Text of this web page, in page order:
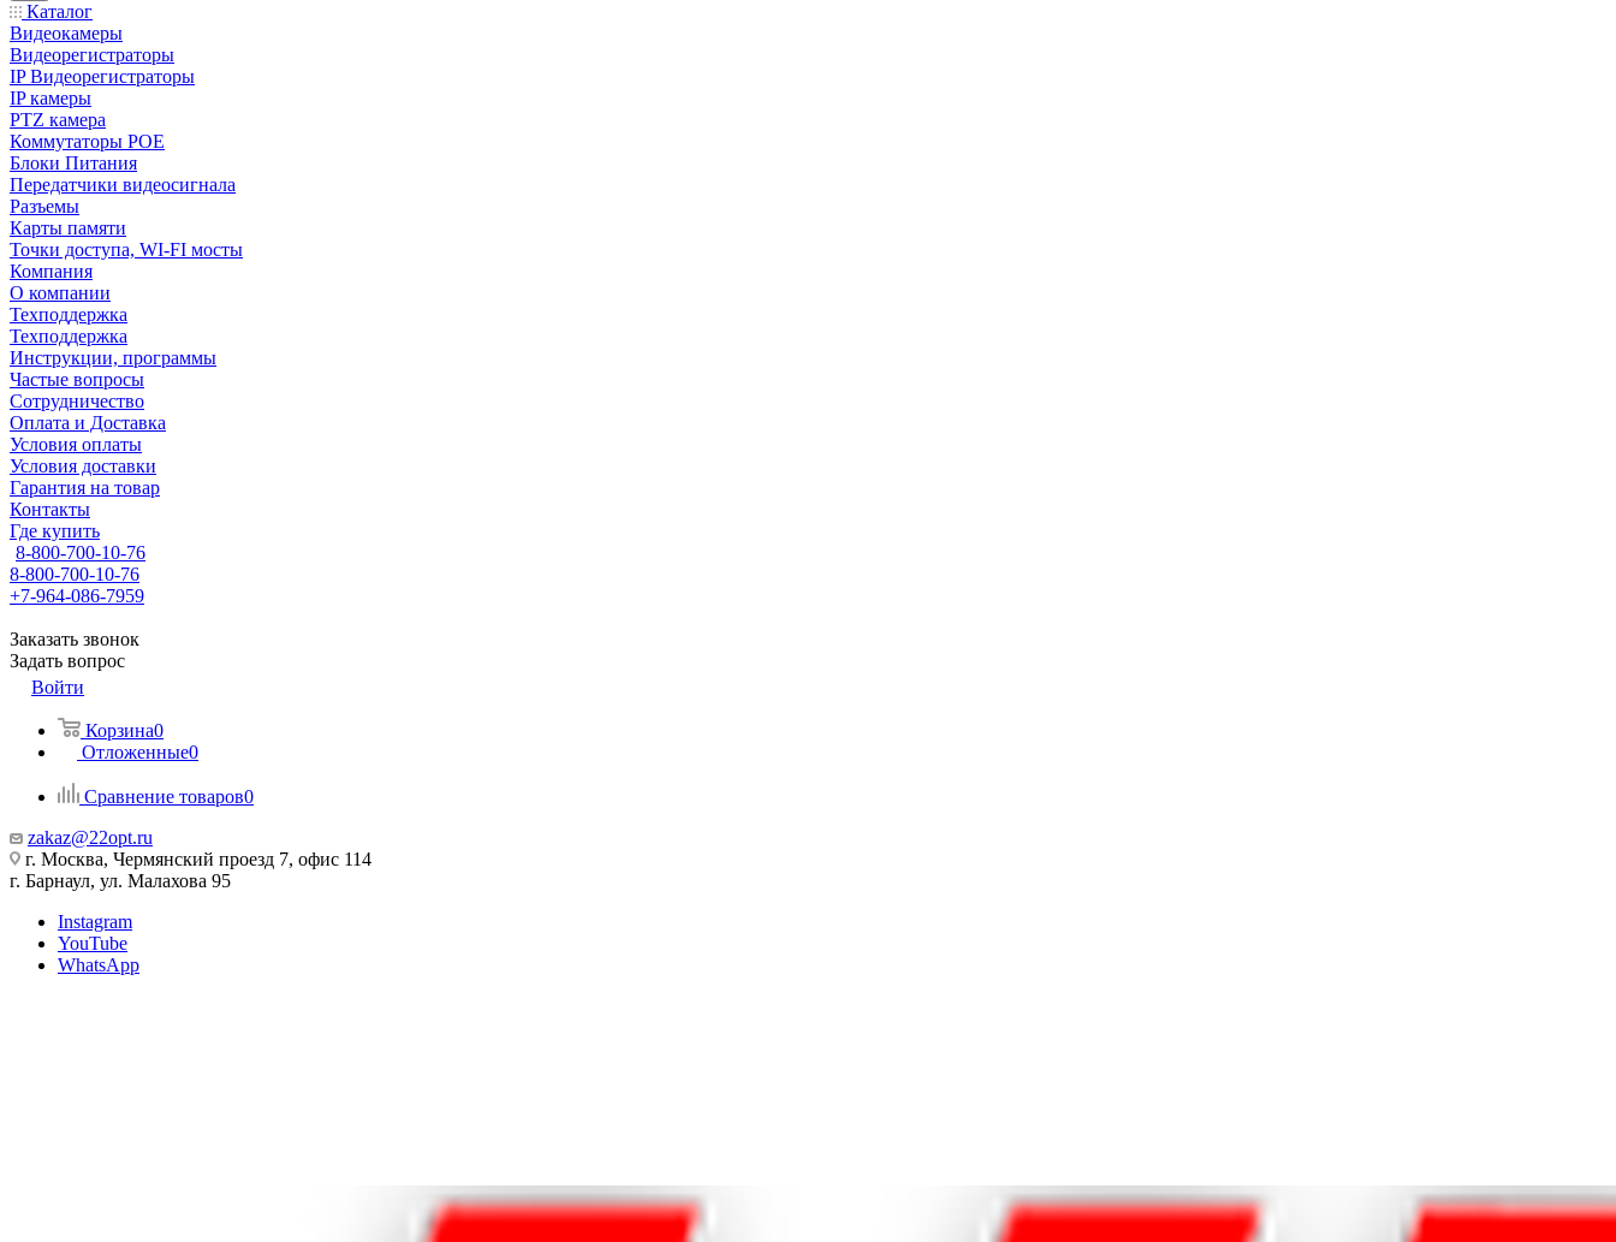
Каталог
Видеокамеры
Видеорегистраторы
IP Видеорегистраторы
IP камеры
PTZ камера
Коммутаторы POE
Блоки Питания
Передатчики видеосигнала
Разъемы
Карты памяти
Точки доступа, WI-FI мосты
Компания
О компании
Техподдержка
Техподдержка
Инструкции, программы
Частые вопросы
Сотрудничество
Оплата и Доставка
Условия оплаты
Условия доставки
Гарантия на товар
Контакты
Где купить
8-800-700-10-76
8-800-700-10-76
+7-964-086-7959
Заказать звонок
Задать вопрос
Войти
Корзина0
Отложенные0
Сравнение товаров0
zakaz@22opt.ru
г. Москва, Чермянский проезд 7, офис 114
г. Барнаул, ул. Малахова 95
Instagram
YouTube
WhatsApp